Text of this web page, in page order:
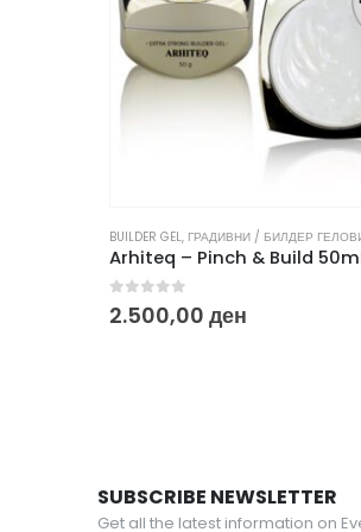
BUILDER GEL, ГРАДИВНИ / БИЛДЕР
Arhiteq – Pinch & Build
0 out of 5
2.500,00 ден
SUBSCRIBE NEWSLETTER
Get all the latest information on